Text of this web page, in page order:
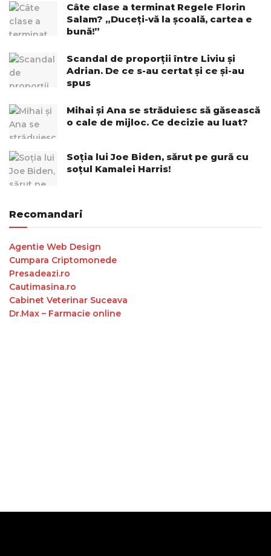
Câte clase a terminat Regele Florin
Salam? „Duceți-vă la școală, cartea e
bună!”
Scandal de proporții între Liviu și
Adrian. De ce s-au certat și ce și-au
spus
Mihai și Ana se străduiesc să găsească
o cale de mijloc. Ce decizie au luat?
Soția lui Joe Biden, sărut pe gură cu
soțul Kamalei Harris!
Recomandari
Agentie Web Design
Cumpara Criptomonede
Presadeazi.ro
Cautimasina.ro
Cabinet Veterinar Suceava
Dr.Max – Farmacie online